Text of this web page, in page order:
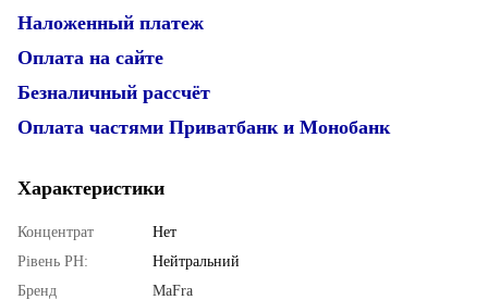
Наложенный платеж
Оплата на сайте
Безналичный рассчёт
Оплата частями Приватбанк и Монобанк
Характеристики
Концентрат
Нет
Рівень PН:
Нейтральний
Бренд
MaFra